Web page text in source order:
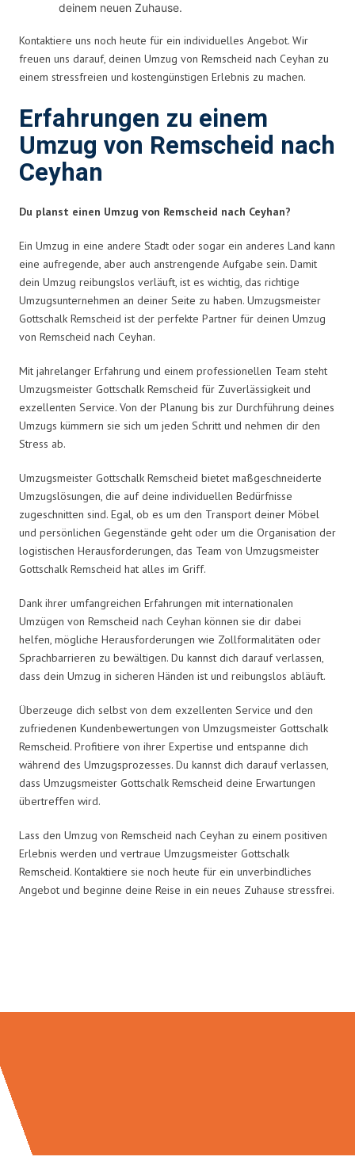
deinem neuen Zuhause.
Kontaktiere uns noch heute für ein individuelles Angebot. Wir
freuen uns darauf, deinen Umzug von Remscheid nach Ceyhan zu
einem stressfreien und kostengünstigen Erlebnis zu machen.
Erfahrungen zu einem
Umzug von Remscheid nach
Ceyhan
Du planst einen Umzug von Remscheid nach Ceyhan?
Ein Umzug in eine andere Stadt oder sogar ein anderes Land kann
eine aufregende, aber auch anstrengende Aufgabe sein. Damit
dein Umzug reibungslos verläuft, ist es wichtig, das richtige
Umzugsunternehmen an deiner Seite zu haben. Umzugsmeister
Gottschalk Remscheid ist der perfekte Partner für deinen Umzug
von Remscheid nach Ceyhan.
Mit jahrelanger Erfahrung und einem professionellen Team steht
Umzugsmeister Gottschalk Remscheid für Zuverlässigkeit und
exzellenten Service. Von der Planung bis zur Durchführung deines
Umzugs kümmern sie sich um jeden Schritt und nehmen dir den
Stress ab.
Umzugsmeister Gottschalk Remscheid bietet maßgeschneiderte
Umzugslösungen, die auf deine individuellen Bedürfnisse
zugeschnitten sind. Egal, ob es um den Transport deiner Möbel
und persönlichen Gegenstände geht oder um die Organisation der
logistischen Herausforderungen, das Team von Umzugsmeister
Gottschalk Remscheid hat alles im Griff.
Dank ihrer umfangreichen Erfahrungen mit internationalen
Umzügen von Remscheid nach Ceyhan können sie dir dabei
helfen, mögliche Herausforderungen wie Zollformalitäten oder
Sprachbarrieren zu bewältigen. Du kannst dich darauf verlassen,
dass dein Umzug in sicheren Händen ist und reibungslos abläuft.
Überzeuge dich selbst von dem exzellenten Service und den
zufriedenen Kundenbewertungen von Umzugsmeister Gottschalk
Remscheid. Profitiere von ihrer Expertise und entspanne dich
während des Umzugsprozesses. Du kannst dich darauf verlassen,
dass Umzugsmeister Gottschalk Remscheid deine Erwartungen
übertreffen wird.
Lass den Umzug von Remscheid nach Ceyhan zu einem positiven
Erlebnis werden und vertraue Umzugsmeister Gottschalk
Remscheid. Kontaktiere sie noch heute für ein unverbindliches
Angebot und beginne deine Reise in ein neues Zuhause stressfrei.